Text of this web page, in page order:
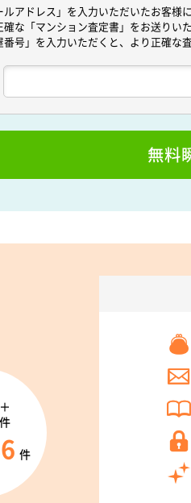
ルアドレス」を入力いただいたお客様
確な 「マンション査定書」 をお送りい
番号」を入力いただくと、より正確な
無料
件